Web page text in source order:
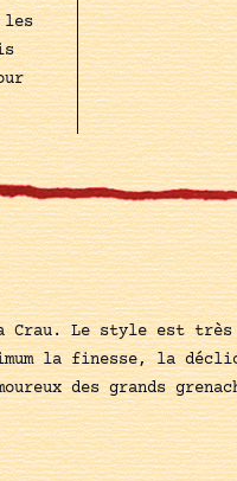
les
Crau. Le style est très
la finesse, la
des grands